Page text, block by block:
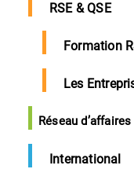
RSE & QSE
Formation
Les
Réseau
International
Prix régional
Salon